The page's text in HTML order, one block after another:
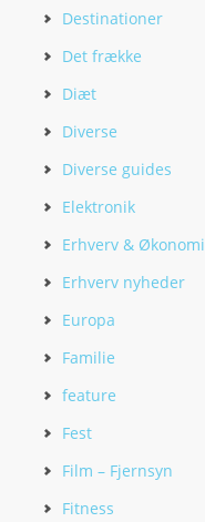
Destinationer
Det frække
Diæt
Diverse
Diverse guides
Elektronik
Erhverv & Økonomi
Erhverv nyheder
Europa
Familie
feature
Fest
Film – Fjernsyn
Fitness